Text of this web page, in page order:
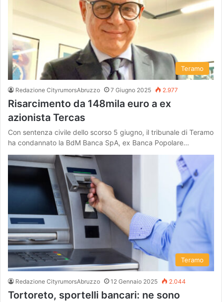
Teramo
Redazione CityrumorsAbruzzo 7 Giugno 2025 2.977
Risarcimento da 148mila euro a ex
azionista Tercas
Con sentenza civile dello scorso 5 giugno, il tribunale di Teramo
ha condannato la BdM Banca SpA, ex Banca Popolare…
Teramo
Redazione CityrumorsAbruzzo 12 Gennaio 2025 2.044
Tortoreto, sportelli bancari: ne sono